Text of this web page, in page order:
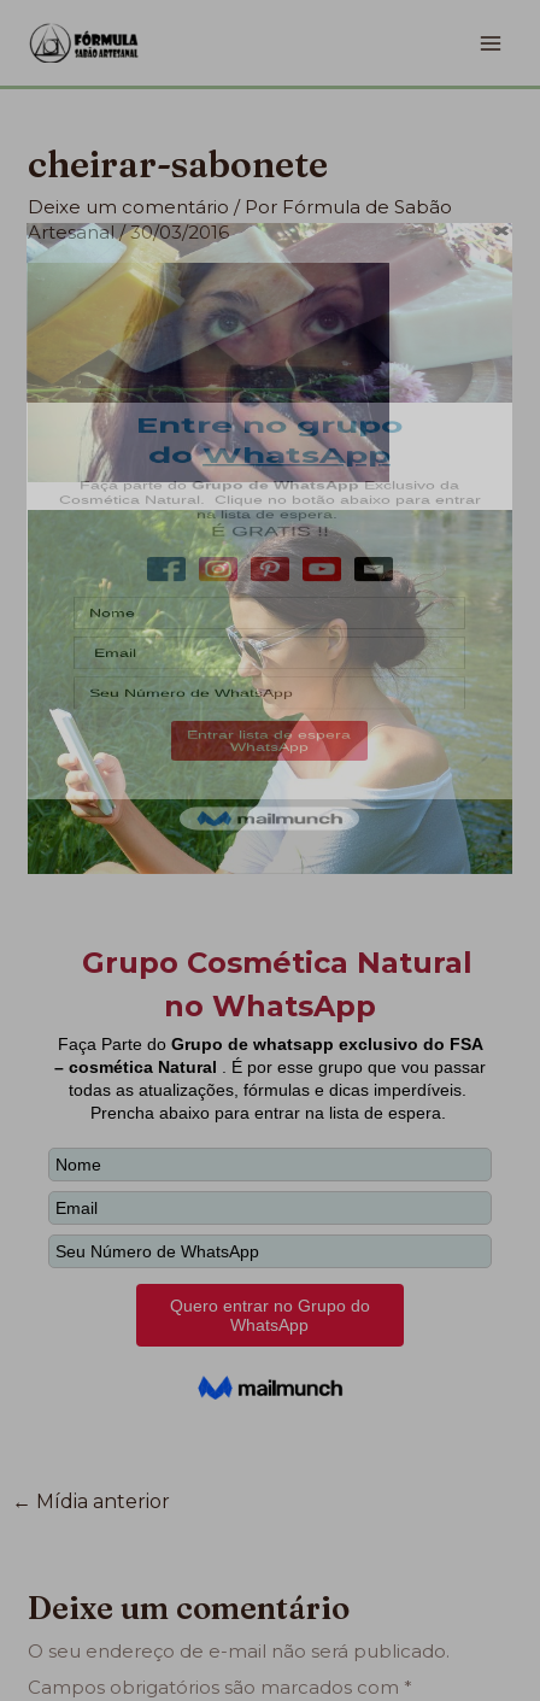
para
o
cheirar-sabonete
Deixe um comentário / Por Fórmula de Sabão
Artesanal/30/03/2016
← Mídia anterior
Deixe um comentário
O seu endereço de e-mail não será publicado.
Campos obrigatórios são marcados com *